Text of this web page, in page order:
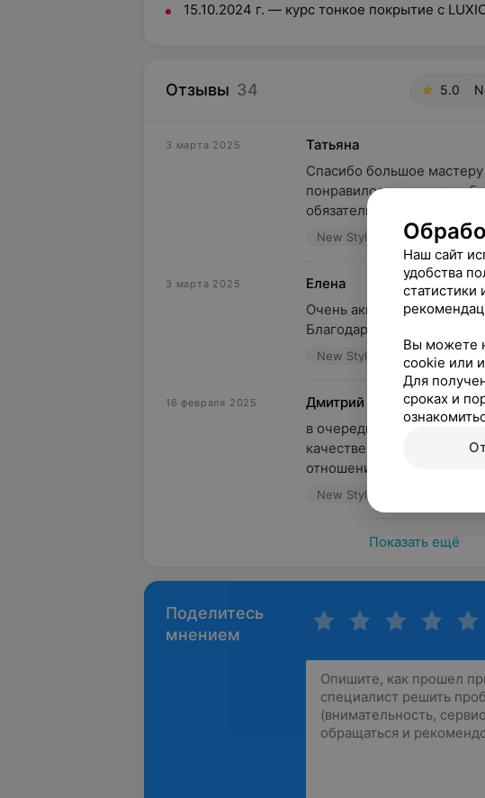
15.10.2024 г. — курс тонкое покрытие с
Отзывы 34 5.0
3 марта 2025
Татьяна
Спасибо большое
понравилось,
обязательно вернусь!
New Style, ул. Ложинская, 22
3 марта 2025
Елена
Очень аккуратный и
Благодарю!
New Style, ул. Ложинская, 22
16 февраля 2025
Дмитрий
в очередной раз остался
качественной работой
отношением к клиенту
New Style, ул. Ложинская, 22
Показать ещё
Поделитесь
мнением
Наш сайт
удобства
статистики
Вы можете
cookie или
Для
сроках и